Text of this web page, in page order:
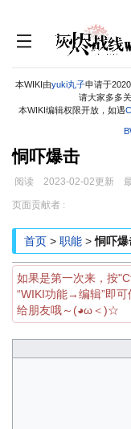
本WIKI由yuki丸子申请于
请大家多多
本WIKI编辑权限开放，如遇
恫吓爆击
阅读 2023-02-02更新
跳
导
跳
搜
页面贡献者 :
首页 > 职能 >恫吓爆
如果是第一次来，按
“WIKI功能→编辑”即
给朋友哦～(◕ω＜)☆